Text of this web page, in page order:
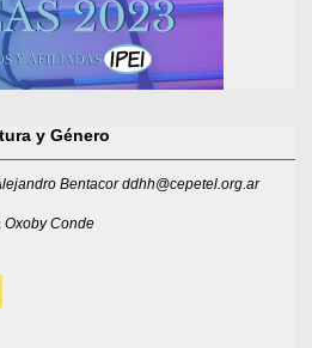
y Género
Bentacor ddhh@cepetel.org.ar
Oxoby Conde